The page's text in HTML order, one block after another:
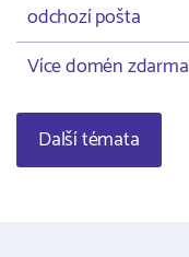
odchozí pošta
Více domén zdarma
Další témata